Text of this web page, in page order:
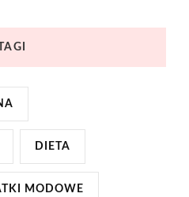
TAGI
DIETA
MODOWE